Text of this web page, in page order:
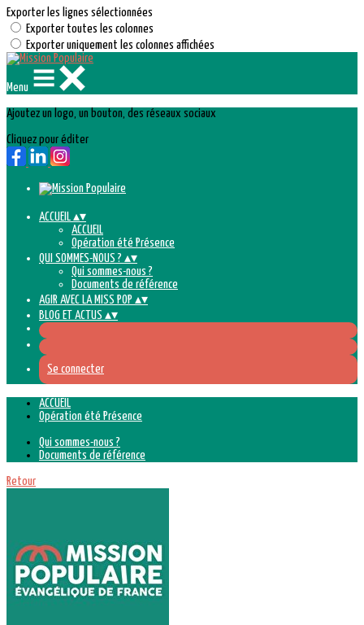
Exporter les lignes sélectionnées
Exporter toutes les colonnes
Exporter uniquement les colonnes affichées
Menu
Ajoutez un logo, un bouton, des réseaux sociaux
Cliquez pour éditer
ACCUEIL ▴▾
ACCUEIL
Opération été Présence
QUI SOMMES-NOUS ? ▴▾
Qui sommes-nous ?
Documents de référence
AGIR AVEC LA MISS POP ▴▾
BLOG ET ACTUS ▴▾
Se connecter
ACCUEIL
Opération été Présence
Qui sommes-nous ?
Documents de référence
Retour